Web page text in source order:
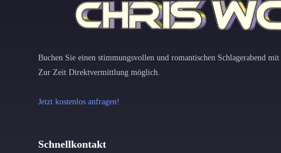
Buchen Sie einen stimmungsvollen und romantischen Schlagerabend
Zur Zeit Direktvermittlung möglich.
Jetzt kostenlos anfragen!
Schnellkontakt